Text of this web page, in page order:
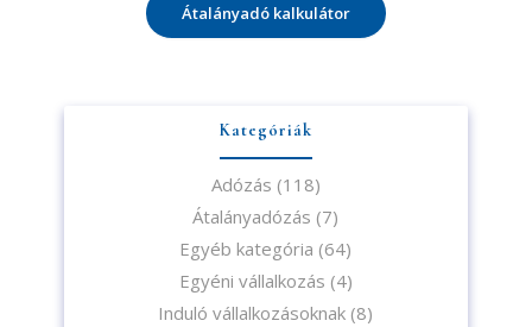
Átalányadó kalkulátor
Kategóriák
Adózás (118)
Átalányadózás (7)
Egyéb kategória (64)
Egyéni vállalkozás (4)
Induló vállalkozásoknak (8)